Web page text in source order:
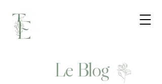
Le Blog